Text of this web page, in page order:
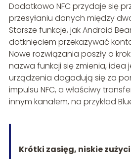
Dodatkowo NFC przydaje się
przesyłaniu danych między
Starsze funkcje, jak Android
dotknięciem przekazywać
Nowe rozwiązania poszły o
nazwa funkcji się zmienia,
urządzenia dogadują się za
impulsu NFC, a właściwy
innym kanałem, na przykład
Krótki zasięg, niskie